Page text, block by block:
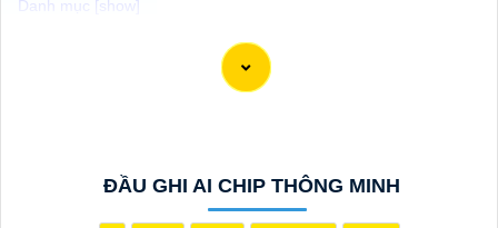
Dĩ vãng,name="XSight VietNam", đang cung cấp dịch vụ lắp đặt
Camera AI Thông Minh Chuyên nghiệp cho dự án của bạn. Họ có
kinh nghiệm và chuyên môn cao trong lĩnh vực này và cam kết mang
ĐẦU GHI AI CHIP THÔNG MINH